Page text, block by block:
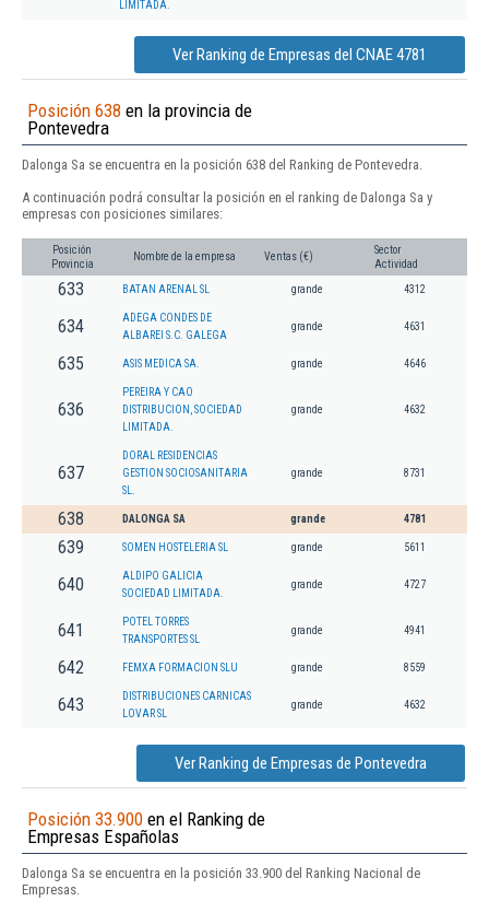
LIMITADA.
Ver Ranking de Empresas del CNAE 4781
Posición 638 en la provincia de
Pontevedra
Dalonga Sa se encuentra en la posición 638 del Ranking de Pontevedra.
A continuación podrá consultar la posición en el ranking de Dalonga Sa y
empresas con posiciones similares:
Posición
Provincia
Nombre de la empresa Ventas (€)
Sector
Actividad
633 BATAN ARENAL SL grande 4312
634
ADEGA CONDES DE
ALBAREI S.C. GALEGA
grande 4631
635 ASIS MEDICA SA. grande 4646
636
PEREIRA Y CAO
DISTRIBUCION, SOCIEDAD
LIMITADA.
grande 4632
637
DORAL RESIDENCIAS
GESTION SOCIOSANITARIA
SL.
grande 8731
638 DALONGA SA grande 4781
639 SOMEN HOSTELERIA SL grande 5611
640
ALDIPO GALICIA
SOCIEDAD LIMITADA.
grande 4727
641
POTEL TORRES
TRANSPORTES SL
grande 4941
642 FEMXA FORMACION SLU grande 8559
643
DISTRIBUCIONES CARNICAS
LOVAR SL
grande 4632
Ver Ranking de Empresas de Pontevedra
Posición 33.900 en el Ranking de
Empresas Españolas
Dalonga Sa se encuentra en la posición 33.900 del Ranking Nacional de
Empresas.